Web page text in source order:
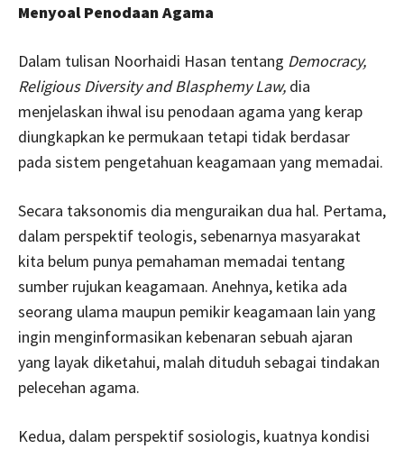
Menyoal Penodaan Agama
Dalam tulisan Noorhaidi Hasan tentang Democracy,
Religious Diversity and Blasphemy Law, dia
menjelaskan ihwal isu penodaan agama yang kerap
diungkapkan ke permukaan tetapi tidak berdasar
pada sistem pengetahuan keagamaan yang memadai.
Secara taksonomis dia menguraikan dua hal. Pertama,
dalam perspektif teologis, sebenarnya masyarakat
kita belum punya pemahaman memadai tentang
sumber rujukan keagamaan. Anehnya, ketika ada
seorang ulama maupun pemikir keagamaan lain yang
ingin menginformasikan kebenaran sebuah ajaran
yang layak diketahui, malah dituduh sebagai tindakan
pelecehan agama.
Kedua, dalam perspektif sosiologis, kuatnya kondisi